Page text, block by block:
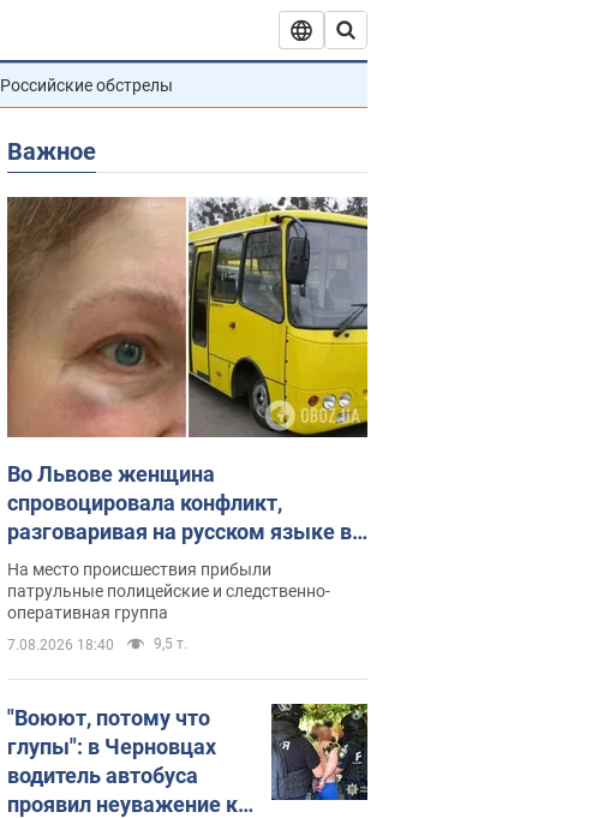
Российские обстрелы
Важное
Во Львове женщина
спровоцировала конфликт,
разговаривая на русском языке в
маршрутке: полиция составила
административный протокол.
Видео
На место происшествия прибыли
патрульные полицейские и следственно-
оперативная группа
7.08.2026 18:40 9,5 т.
"Воюют, потому что
глупы": в Черновцах
водитель автобуса
проявил неуважение к